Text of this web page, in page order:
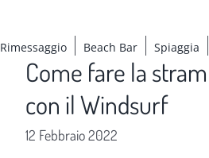
Rimessaggio Beach Bar Spiaggia
Come fare la
con il Windsurf
12 Febbraio 2022